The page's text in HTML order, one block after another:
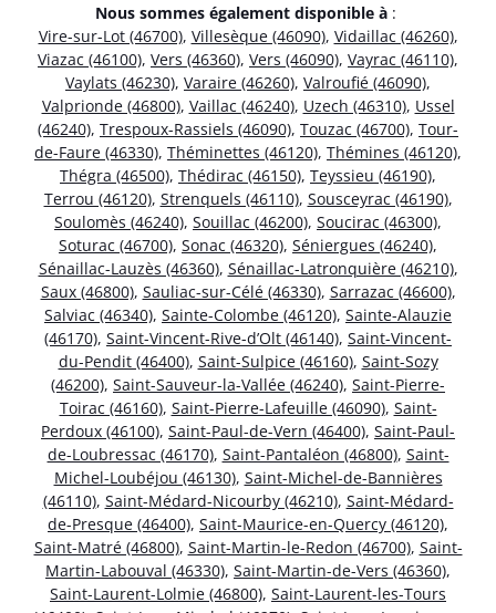
Nous sommes également disponible à :
Vire-sur-Lot (46700), Villesèque (46090), Vidaillac (46260),
Viazac (46100), Vers (46360), Vers (46090), Vayrac (46110),
Vaylats (46230), Varaire (46260), Valroufié (46090),
Valprionde (46800), Vaillac (46240), Uzech (46310), Ussel
(46240), Trespoux-Rassiels (46090), Touzac (46700), Tour-
de-Faure (46330), Théminettes (46120), Thémines (46120),
Thégra (46500), Thédirac (46150), Teyssieu (46190),
Terrou (46120), Strenquels (46110), Sousceyrac (46190),
Soulomès (46240), Souillac (46200), Soucirac (46300),
Soturac (46700), Sonac (46320), Séniergues (46240),
Sénaillac-Lauzès (46360), Sénaillac-Latronquière (46210),
Saux (46800), Sauliac-sur-Célé (46330), Sarrazac (46600),
Salviac (46340), Sainte-Colombe (46120), Sainte-Alauzie
(46170), Saint-Vincent-Rive-d’Olt (46140), Saint-Vincent-
du-Pendit (46400), Saint-Sulpice (46160), Saint-Sozy
(46200), Saint-Sauveur-la-Vallée (46240), Saint-Pierre-
Toirac (46160), Saint-Pierre-Lafeuille (46090), Saint-
Perdoux (46100), Saint-Paul-de-Vern (46400), Saint-Paul-
de-Loubressac (46170), Saint-Pantaléon (46800), Saint-
Michel-Loubéjou (46130), Saint-Michel-de-Bannières
(46110), Saint-Médard-Nicourby (46210), Saint-Médard-
de-Presque (46400), Saint-Maurice-en-Quercy (46120),
Saint-Matré (46800), Saint-Martin-le-Redon (46700), Saint-
Martin-Labouval (46330), Saint-Martin-de-Vers (46360),
Saint-Laurent-Lolmie (46800), Saint-Laurent-les-Tours